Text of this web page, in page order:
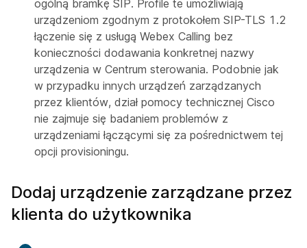
ogólną bramkę SIP. Profile te umożliwiają
urządzeniom zgodnym z protokołem SIP-TLS 1.2
łączenie się z usługą Webex Calling bez
konieczności dodawania konkretnej nazwy
urządzenia w Centrum sterowania. Podobnie jak
w przypadku innych urządzeń zarządzanych
przez klientów, dział pomocy technicznej Cisco
nie zajmuje się badaniem problemów z
urządzeniami łączącymi się za pośrednictwem tej
opcji provisioningu.
Dodaj urządzenie zarządzane przez
klienta do użytkownika